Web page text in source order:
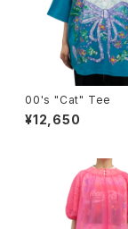
00's "Cat" Tee
¥12,650